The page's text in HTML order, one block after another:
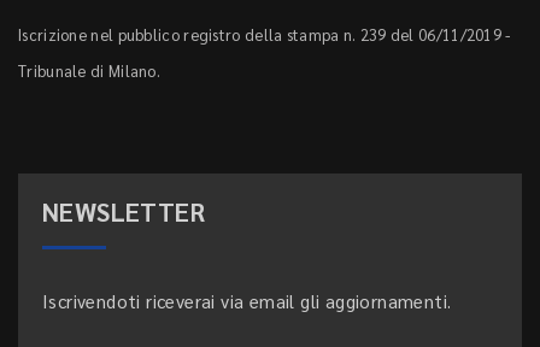
Iscrizione nel pubblico registro della stampa n. 239 del 06/11/2019 -
Tribunale di Milano.
NEWSLETTER
Iscrivendoti riceverai via email gli aggiornamenti.